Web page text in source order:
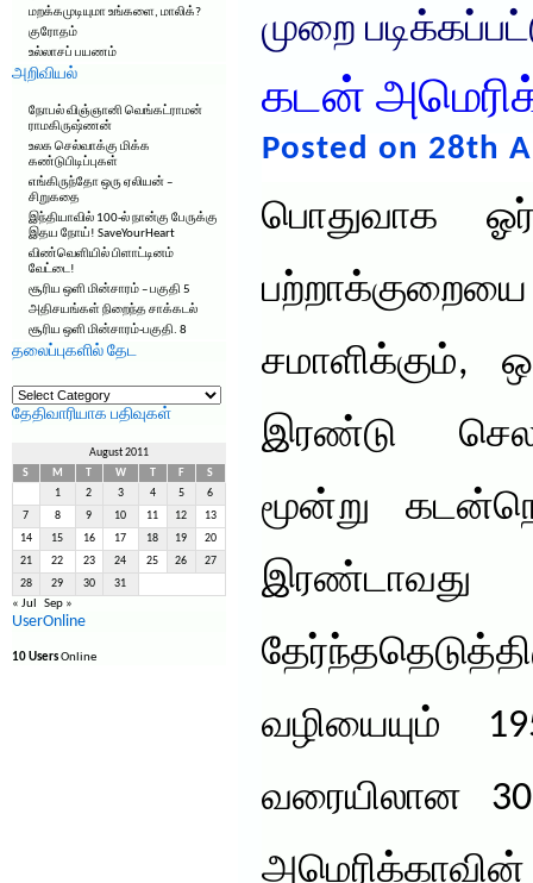
மறக்கமுடியுமா உங்களை, மாலிக்?
குரோதம்
உல்லாசப் பயணம்
அறிவியல்
நோபல் விஞ்ஞானி வெங்கட்ராமன்
ராமகிருஷ்ணன்
உலக செல்வாக்கு மிக்க
கண்டுபிடிப்புகள்
எங்கிருந்தோ ஒரு ஏலியன் –
சிறுகதை
இந்தியாவில் 100-ல் நான்கு பேருக்கு
இதய நோய்! SaveYourHeart
விண்வெளியில் பிளாட்டினம்
வேட்டை!
சூரிய ஒளி மின்சாரம் – பகுதி 5
அதிசயங்கள் நிறைந்த சாக்கடல்
சூரிய ஒளி மின்சாரம்-பகுதி. 8
தலைப்புகளில் தேட
தலைப்புகளில்
தேட
தேதிவாரியாக பதிவுகள்
August 2011
S
M W F
S
1
2 3 4 5 6
7 8 9 10 11 12 13
14 15 16 17 18 19 20
21 22 23 24 25 26 27
28 29 30 31
« Jul Sep »
UserOnline
10 UsersOnline
முறை
கடன்
Posted on 28th
பொதுவாக
சமாளிக்கும்,
இரண்டு
மூன்று
வழியையும்
வரையிலான